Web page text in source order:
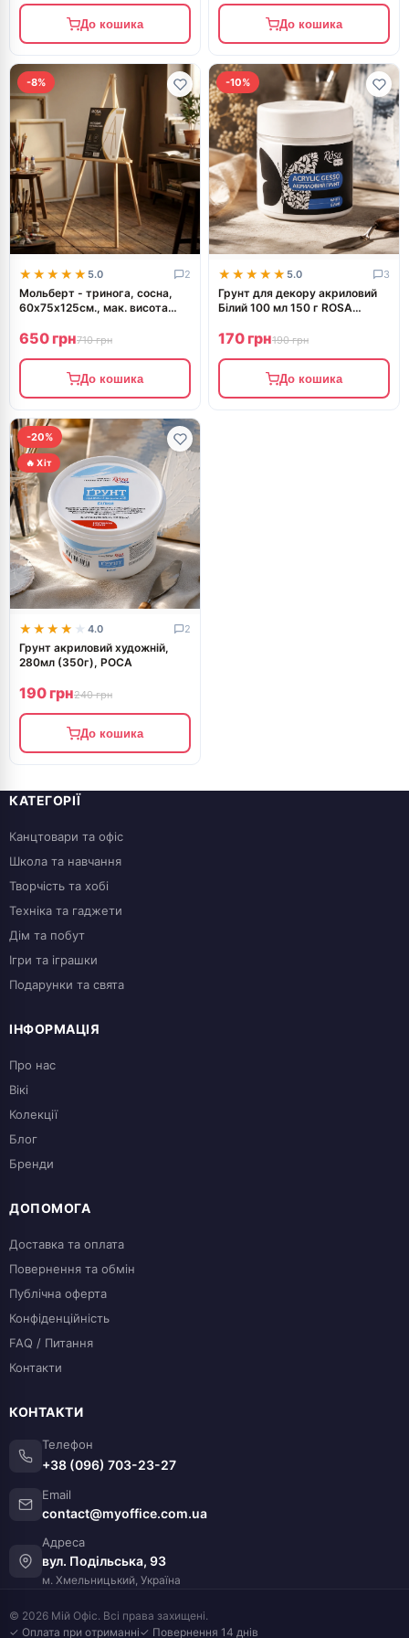
До кошика До кошика
-8%
★★★★★
★★★★★ 5.0 2
Мольберт - тринога, сосна,
60х75х125см., мак. висота
650 грн710 грн
До кошика
-10%
★★★★★
★★★★★ 5.0 3
Грунт для декору акриловий
Білий 100 мл 150 г ROSA
170 грн190 грн
До кошика
-20%
🔥 Хіт
★★★★★
★★★★★ 4.0 2
Грунт акриловий художній,
280мл (350г), РОСА
190 грн240 грн
До кошика
КАТЕГОРІЇ
Канцтовари та офіс
Школа та навчання
Творчість та хобі
Техніка та гаджети
Дім та побут
Ігри та іграшки
Подарунки та свята
ІНФОРМАЦІЯ
Про нас
Вікі
Колекції
Блог
Бренди
ДОПОМОГА
Доставка та оплата
Повернення та обмін
Публічна оферта
Конфіденційність
FAQ / Питання
Контакти
КОНТАКТИ
Телефон
+38 (096) 703-23-27
Email
contact@myoffice.com.ua
Адреса
вул. Подільська, 93
м. Хмельницький, Україна
© 2026 Мій Офіс. Всі права захищені.
✓ Оплата при отриманні✓ Повернення 14 днів